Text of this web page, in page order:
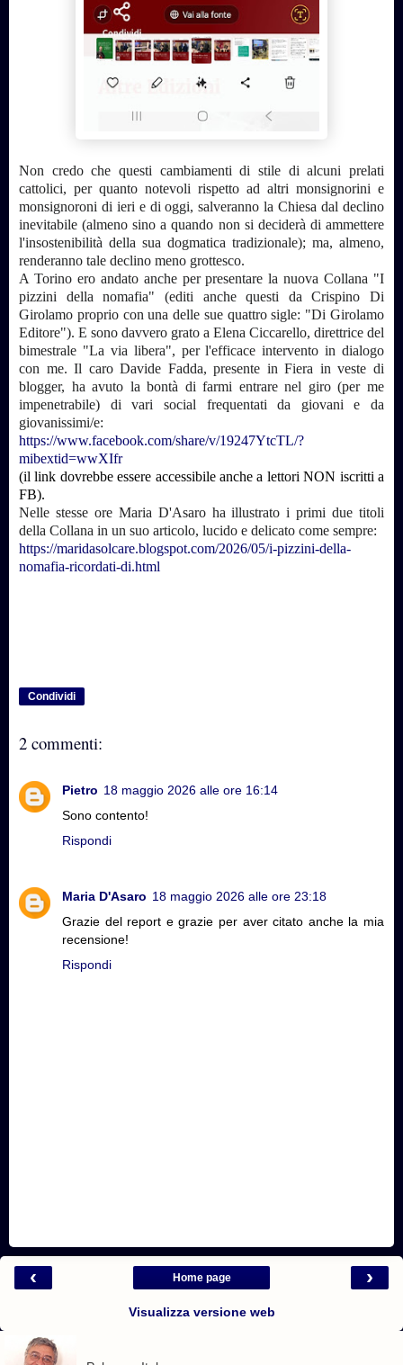
Non credo che questi cambiamenti di stile di alcuni prelati
cattolici, per quanto notevoli rispetto ad altri monsignorini e
monsignoroni di ieri e di oggi, salveranno la Chiesa dal declino
inevitabile (almeno sino a quando non si deciderà di ammettere
l'insostenibilità della sua dogmatica tradizionale); ma, almeno,
renderanno tale declino meno grottesco.
A Torino ero andato anche per presentare la nuova Collana "I
pizzini della nomafia" (editi anche questi da Crispino Di
Girolamo proprio con una delle sue quattro sigle: "Di Girolamo
Editore"). E sono davvero grato a Elena Ciccarello, direttrice del
bimestrale "La via libera", per l'efficace intervento in dialogo
con me. Il caro Davide Fadda, presente in Fiera in veste di
blogger, ha avuto la bontà di farmi entrare nel giro (per me
impenetrabile) di vari social frequentati da giovani e da
giovanissimi/e:
https://www.facebook.com/share/v/19247YtcTL/?
mibextid=wwXIfr
(il link dovrebbe essere accessibile anche a lettori NON iscritti a
FB).
Nelle stesse ore Maria D'Asaro ha illustrato i primi due titoli
della Collana in un suo articolo, lucido e delicato come sempre:
https://maridasolcare.blogspot.com/2026/05/i-pizzini-della-
nomafia-ricordati-di.html
Condividi
2 commenti:
Pietro 18 maggio 2026 alle ore 16:14
Sono contento!
Rispondi
Maria D'Asaro 18 maggio 2026 alle ore 23:18
Grazie del report e grazie per aver citato anche la mia
recensione!
Rispondi
‹ ›
Home page
Visualizza versione web